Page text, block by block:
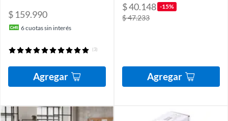
$ 159.990
6cuotas sin interés
(3)
Agregar
$ 40.148 -15%
$ 47.233
Agregar